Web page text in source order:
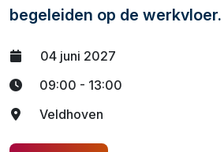
begeleiden op de werkvloer.
04 juni 2027
09:00 - 13:00
Veldhoven